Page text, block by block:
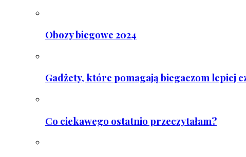
Obozy biegowe 2024
Gadżety, które pomagają biegaczom lepiej
Co ciekawego ostatnio przeczytałam?